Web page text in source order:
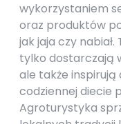
wykorzystaniem
oraz produktów
jak jaja czy
tylko dostarczają
ale także
codziennej diecie
Agroturystyka